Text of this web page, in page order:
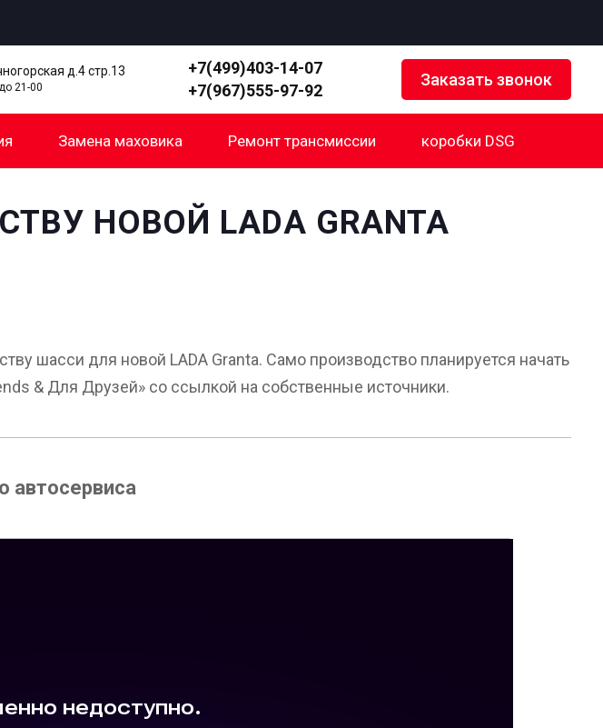
д.4 стр.13
21-00
+7(499)403-14-07
+7(967)555-97-92
Заказать звонок
Замена маховика Ремонт трансмиссии коробки DSG
НОВОЙ LADA GRANTA
шасси для новой LADA Granta. Само производство планируется начать
& Для Друзей» со ссылкой на собственные источники.
автосервиса